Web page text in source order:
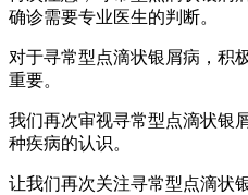
确诊需要专业医生的判断。
对于寻常型点滴状银屑病，积
重要。
我们再次审视寻常型点滴状银
种疾病的认识。
让我们再次关注寻常型点滴状